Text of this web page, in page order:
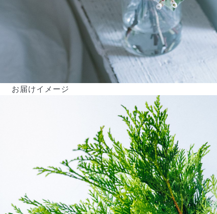
Q. 配送できないエリアはありますか？
ただいま沖縄・離島エリアへの配送には対応しておりませ
ん。ご了承ください。
Q. 配送日時は指定できますか？
お花をベストなタイミングで発送しているため、お届け日の
指定はできません。受け取り時間帯は、発送後にクロネコヤ
マトのアプリから変更可能です。
Q. 注文後にキャンセルできますか？
ご注文後一定時間内であればキャンセル可能です。
お届けイメージ